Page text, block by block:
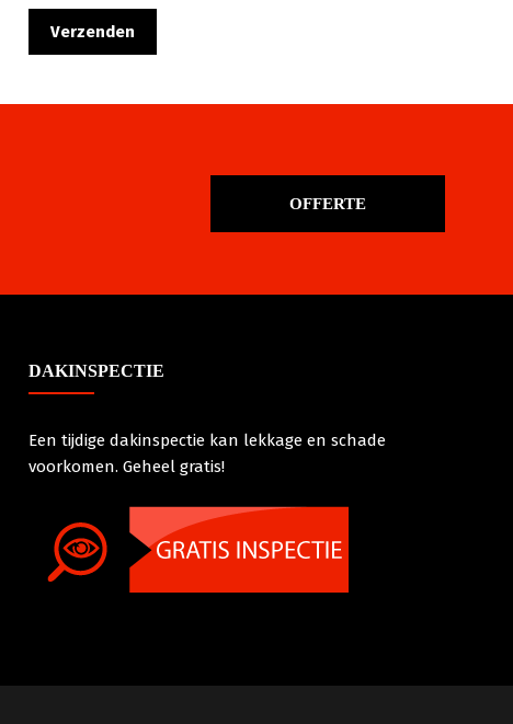
OFFERTE
DAKINSPECTIE
Een tijdige dakinspectie kan lekkage en schade
voorkomen. Geheel gratis!